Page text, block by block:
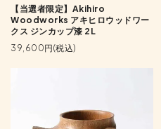
【当選者限定】Akihiro
Woodworks アキヒロウッドワー
クス ジンカップ漆 2L
39,600円(税込)